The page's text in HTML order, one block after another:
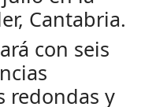
Cantabria.
con seis
redondas y